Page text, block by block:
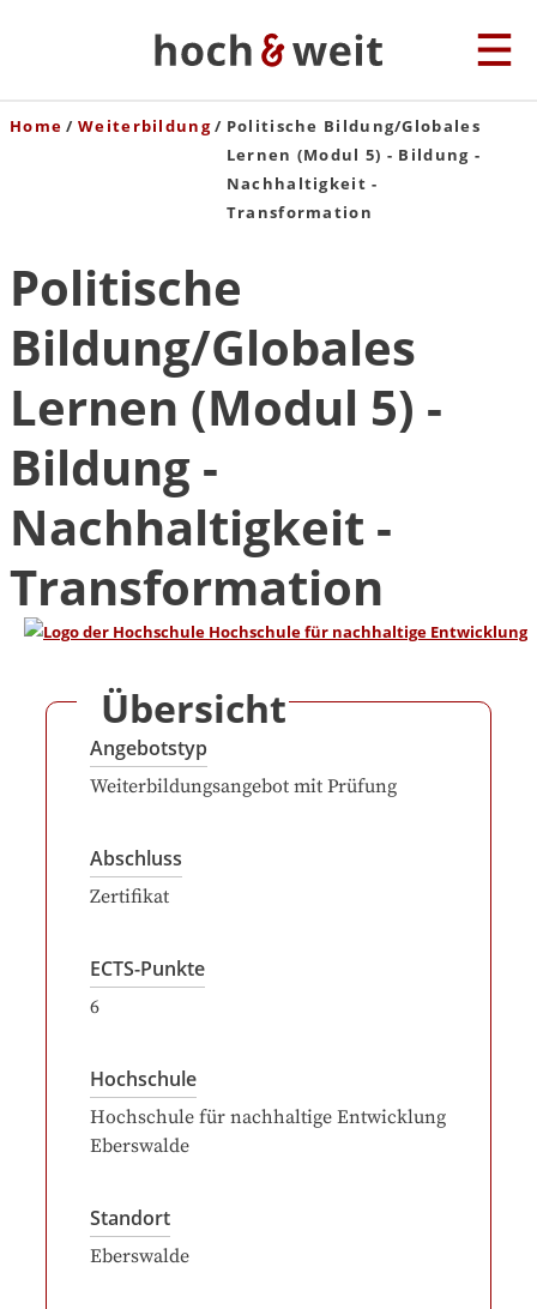
Home Weiterbildung
Politische Bildung/Globales
Lernen (Modul 5) - Bildung -
Nachhaltigkeit -
Transformation
Politische
Bildung/Globales
Lernen (Modul 5) -
Bildung -
Nachhaltigkeit -
Transformation
Übersicht
Angebotstyp
Weiterbildungsangebot mit Prüfung
Abschluss
Zertifikat
ECTS-Punkte
6
Hochschule
Hochschule für nachhaltige Entwicklung
Eberswalde
Standort
Eberswalde